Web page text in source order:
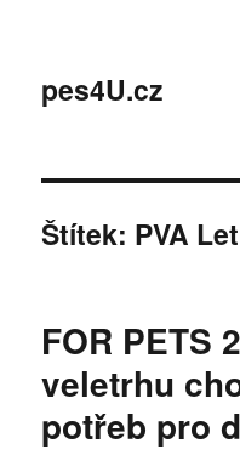
pes4U.cz
Štítek: PVA
FOR PETS
veletrhu
potřeb pro